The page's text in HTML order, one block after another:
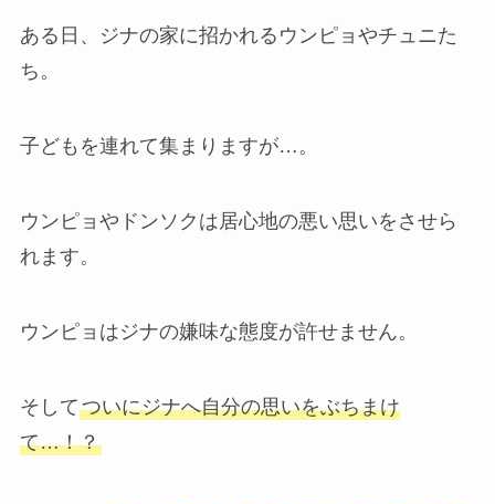
ある日、ジナの家に招かれるウンピョやチュニた
ち。
子どもを連れて集まりますが…。
ウンピョやドンソクは居心地の悪い思いをさせら
れます。
ウンピョはジナの嫌味な態度が許せません。
そしてついにジナへ自分の思いをぶちまけ
て…！？